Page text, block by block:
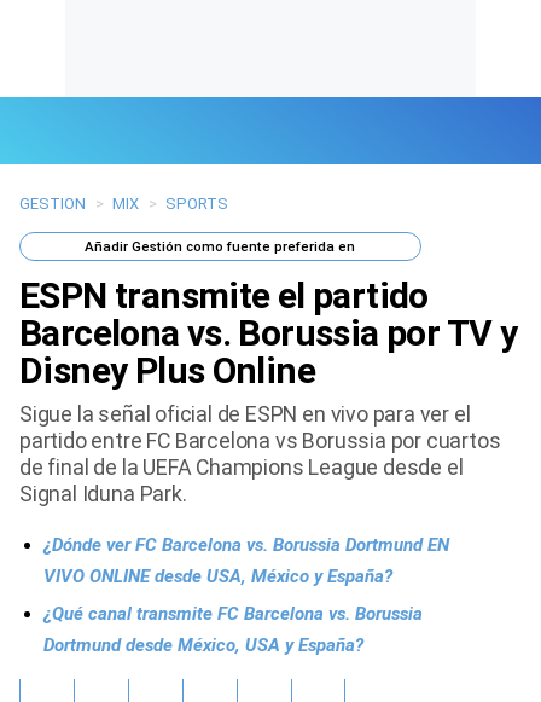
Últimas Noticias
Mi Bolsillo
Respuestas
Gente
Vida Laboral
Tendencias Mix
Sports
GESTION > MIX > SPORTS
AñadirGestión como fuente preferida en
ESPN transmite el partido
Barcelona vs. Borussia por TV y
Disney Plus Online
Sigue la señal oficial de ESPN en vivo para ver el
partido entre FC Barcelona vs Borussia por cuartos
de final de la UEFA Champions League desde el
Signal Iduna Park.
¿Dónde ver FC Barcelona vs. Borussia Dortmund EN
VIVO ONLINE desde USA, México y España?
¿Qué canal transmite FC Barcelona vs. Borussia
Dortmund desde México, USA y España?